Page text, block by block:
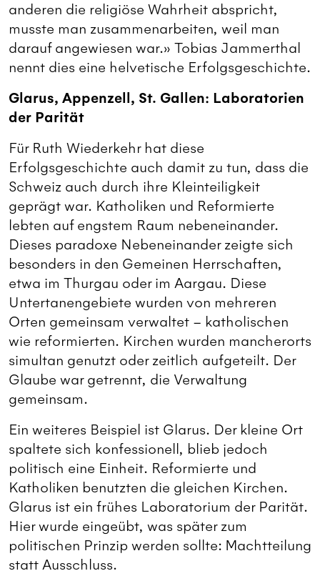
anderen die religiöse Wahrheit abspricht,
musste man zusammenarbeiten, weil man
darauf angewiesen war.» Tobias Jammerthal
nennt dies eine helvetische Erfolgsgeschichte.
Glarus, Appenzell, St. Gallen: Laboratorien
der Parität
Für Ruth Wiederkehr hat diese
Erfolgsgeschichte auch damit zu tun, dass die
Schweiz auch durch ihre Kleinteiligkeit
geprägt war. Katholiken und Reformierte
lebten auf engstem Raum nebeneinander.
Dieses paradoxe Nebeneinander zeigte sich
besonders in den Gemeinen Herrschaften,
etwa im Thurgau oder im Aargau. Diese
Untertanengebiete wurden von mehreren
Orten gemeinsam verwaltet – katholischen
wie reformierten. Kirchen wurden mancherorts
simultan genutzt oder zeitlich aufgeteilt. Der
Glaube war getrennt, die Verwaltung
gemeinsam.
Ein weiteres Beispiel ist Glarus. Der kleine Ort
spaltete sich konfessionell, blieb jedoch
politisch eine Einheit. Reformierte und
Katholiken benutzten die gleichen Kirchen.
Glarus ist ein frühes Laboratorium der Parität.
Hier wurde eingeübt, was später zum
politischen Prinzip werden sollte: Machtteilung
statt Ausschluss.